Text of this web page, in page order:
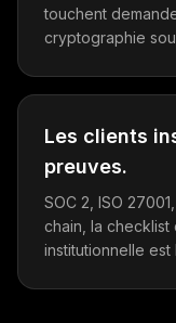
touchent
cryptographie
Les clients
preuves.
SOC 2, ISO
chain, la
institutionnelle